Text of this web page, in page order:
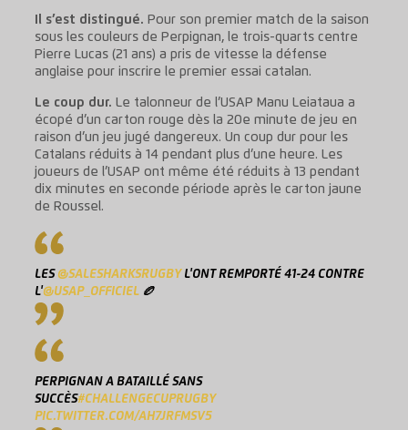
Il s’est distingué. Pour son premier match de la saison
sous les couleurs de Perpignan, le trois-quarts centre
Pierre Lucas (21 ans) a pris de vitesse la défense
anglaise pour inscrire le premier essai catalan.
Le coup dur. Le talonneur de l’USAP Manu Leiataua a
écopé d’un carton rouge dès la 20e minute de jeu en
raison d’un jeu jugé dangereux. Un coup dur pour les
Catalans réduits à 14 pendant plus d’une heure. Les
joueurs de l’USAP ont même été réduits à 13 pendant
dix minutes en seconde période après le carton jaune
de Roussel.
LES @SALESHARKSRUGBYL'ONT REMPORTÉ 41-24 CONTRE
L'@USAP_OFFICIEL🏉
PERPIGNAN A BATAILLÉ SANS
SUCCÈS#CHALLENGECUPRUGBY
PIC.TWITTER.COM/AH7JRFMSV5